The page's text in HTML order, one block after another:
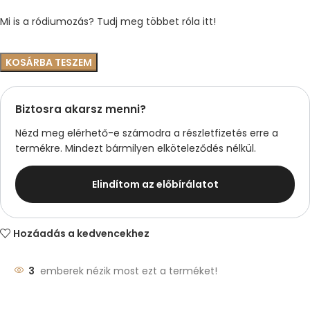
Mi is a ródiumozás? Tudj meg többet róla itt!
KOSÁRBA TESZEM
Biztosra akarsz menni?
Nézd meg elérhető-e számodra a részletfizetés erre a
termékre. Mindezt bármilyen elköteleződés nélkül.
Elindítom az előbírálatot
Hozáadás a kedvencekhez
3 emberek nézik most ezt a terméket!